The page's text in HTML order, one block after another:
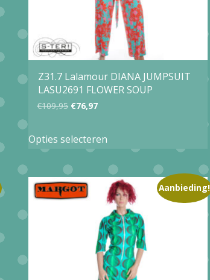
Z31.7 Lalamour DIANA JUMPSUIT
LASU2691 FLOWER SOUP
€109,95 Oorspronkelijke
was:
€109,95.
€76,97Huidige
is:
€76,97.
Opties selecteren
product
heeft
meerdere
variaties.
Deze
optie
kan
Aanbieding!